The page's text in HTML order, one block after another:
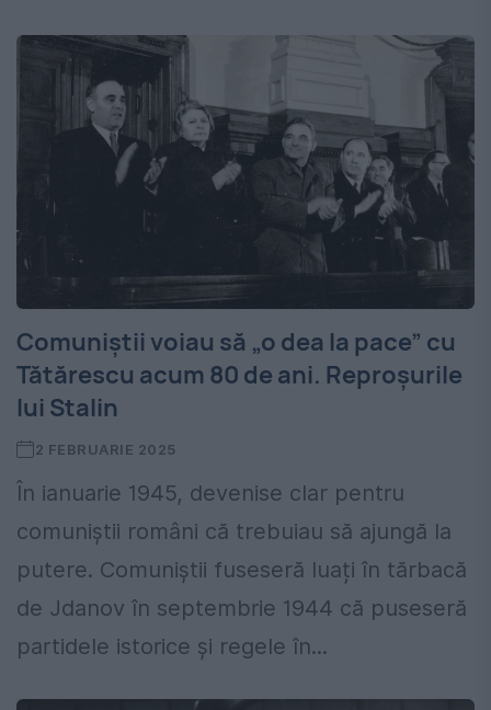
Comuniștii voiau să „o dea la pace” cu
Tătărescu acum 80 de ani. Reproșurile
lui Stalin
2 FEBRUARIE 2025
În ianuarie 1945, devenise clar pentru
comuniștii români că trebuiau să ajungă la
putere. Comuniștii fuseseră luați în tărbacă
de Jdanov în septembrie 1944 că puseseră
partidele istorice și regele în...